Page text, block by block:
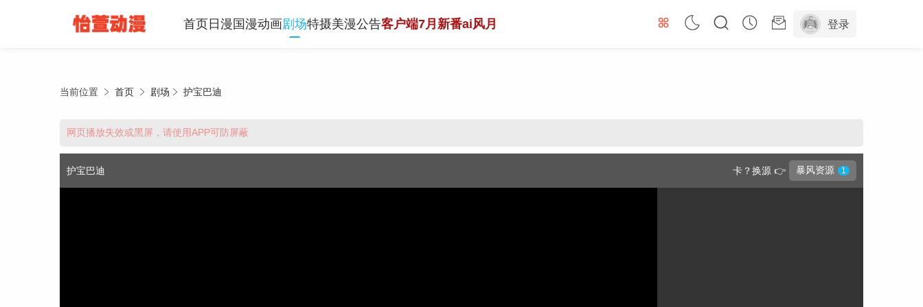
首页日漫 国漫动画剧场特摄美漫公告客户端7月新番ai风月 登录
当前位置 首页 剧场 护宝巴迪
推荐使用APP，享受高速线路 点击下载
网页播放失效或黑屏，请使用APP可防屏蔽
护宝巴迪 卡？换源 👉 暴风资源